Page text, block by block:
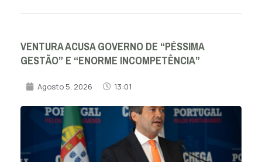
VENTURA ACUSA GOVERNO DE “PÉSSIMA
GESTÃO” E “ENORME INCOMPETÊNCIA”
Agosto 5, 2026 13:01